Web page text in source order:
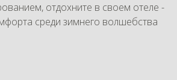
отдохните в своем отеле -
среди зимнего волшебства